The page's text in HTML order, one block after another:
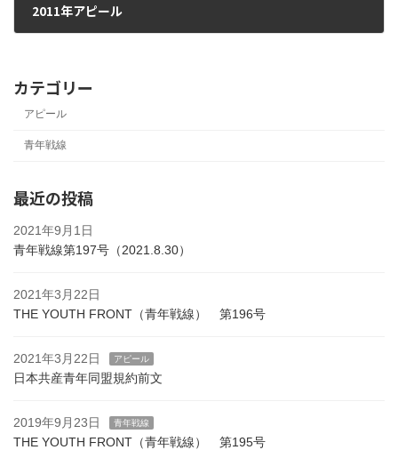
2011年アピール
カテゴリー
アピール
青年戦線
最近の投稿
2021年9月1日
青年戦線第197号（2021.8.30）
2021年3月22日
THE YOUTH FRONT（青年戦線） 第196号
2021年3月22日 アピール
日本共産青年同盟規約前文
2019年9月23日 青年戦線
THE YOUTH FRONT（青年戦線） 第195号